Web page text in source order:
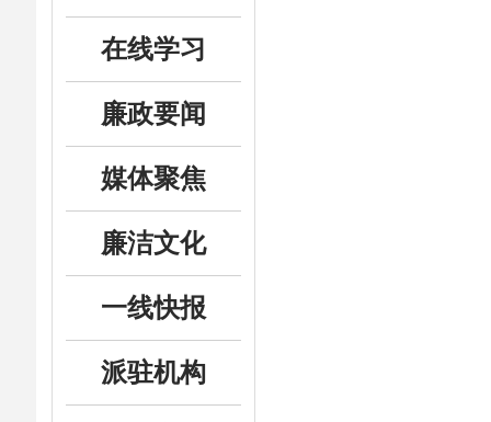
在线学习
廉政要闻
媒体聚焦
廉洁文化
一线快报
派驻机构